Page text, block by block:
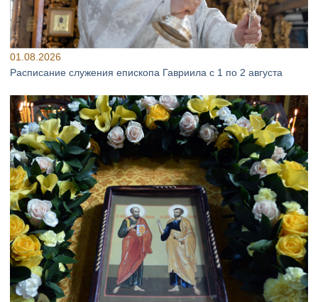
01.08.2026
Расписание служения епископа Гавриила с 1 по 2 августа